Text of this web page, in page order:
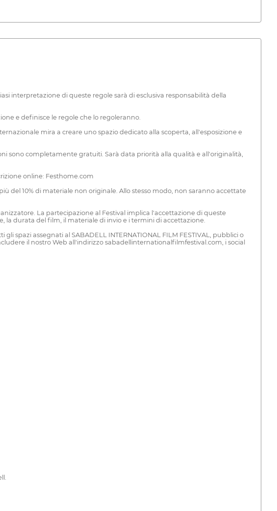
interpretazione di queste regole sarà di esclusiva responsabilità della
e definisce le regole che lo regoleranno.
mira a creare uno spazio dedicato alla scoperta, all'esposizione e
sono completamente gratuiti. Sarà data priorità alla qualità e all'originalità,
online: Festhome.com
del 10% di materiale non originale. Allo stesso modo, non saranno accettate
La partecipazione al Festival implica l'accettazione di queste
la durata del film, il materiale di invio e i termini di accettazione.
spazi assegnati al SABADELL INTERNATIONAL FILM FESTIVAL, pubblici o
il nostro Web all'indirizzo sabadellinternationalfilmfestival.com, i social